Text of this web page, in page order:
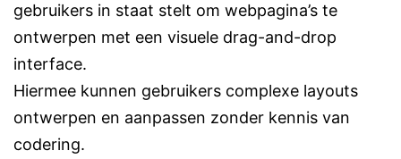
gebruikers in staat stelt om webpagina’s te
ontwerpen met een visuele drag-and-drop
interface.
Hiermee kunnen gebruikers complexe layouts
ontwerpen en aanpassen zonder kennis van
codering.